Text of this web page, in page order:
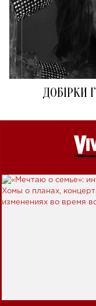
ДОБІРКИ